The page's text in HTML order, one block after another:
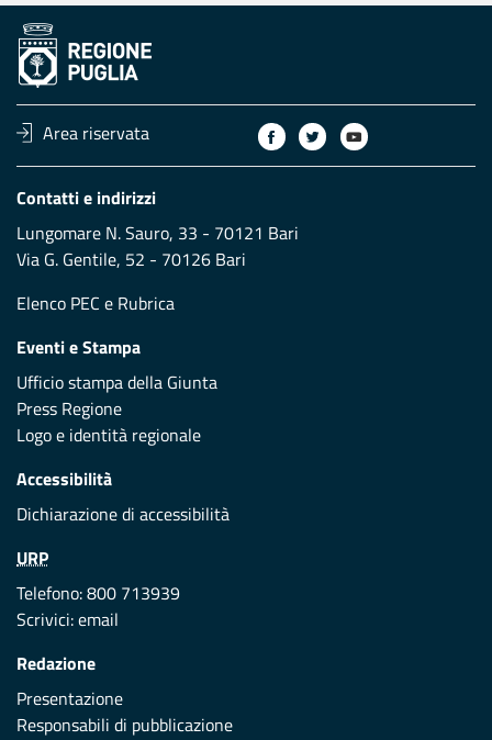
Area riservata
Contatti e indirizzi
Lungomare N. Sauro, 33 - 70121 Bari
Via G. Gentile, 52 - 70126 Bari
Elenco PEC e Rubrica
Eventi e Stampa
Ufficio stampa della Giunta
Press Regione
Logo e identità regionale
Accessibilità
Dichiarazione di accessibilità
URP
Telefono: 800 713939
Scrivici:email
Redazione
Presentazione
Responsabili di pubblicazione